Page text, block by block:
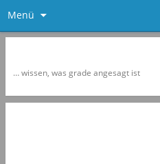
Menü
… wissen, was grade angesagt ist